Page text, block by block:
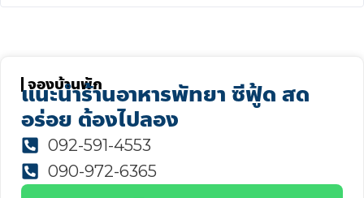
จองบ้านพัก
แนะนำร้านอาหารพัทยา ซีฟู้ด สด
อร่อย ต้องไปลอง
092-591-4553
090-972-6365